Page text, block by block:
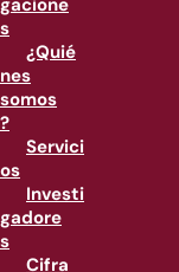
gacione
s
¿Quié
nes
somos
?
Servici
os
Investi
gadore
s
Cifra